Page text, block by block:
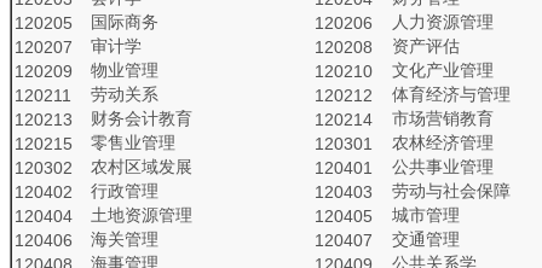
120205
国际商务 120206
人力资源管理
120207
审计学 120208
资产评估
120209
物业管理 120210
文化产业管理
120211
劳动关系 120212
体育经济与管理
120213
财务会计教育 120214
市场营销教育
120215
零售业管理 120301
农林经济管理
120302
农村区域发展 120401
公共事业管理
120402
行政管理 120403
劳动与社会保障
120404
土地资源管理 120405
城市管理
120406
海关管理 120407
交通管理
海事管理 公共关系学